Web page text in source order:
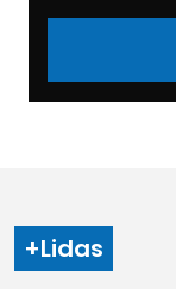
+Lidas